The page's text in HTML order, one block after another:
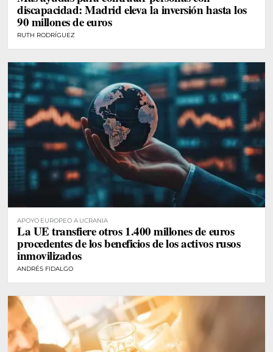
discapacidad: Madrid eleva la inversión hasta los
90 millones de euros
RUTH RODRÍGUEZ
APOYO EUROPEO A UCRANIA
La UE transfiere otros 1.400 millones de euros
procedentes de los beneficios de los activos rusos
inmovilizados
ANDRÉS FIDALGO